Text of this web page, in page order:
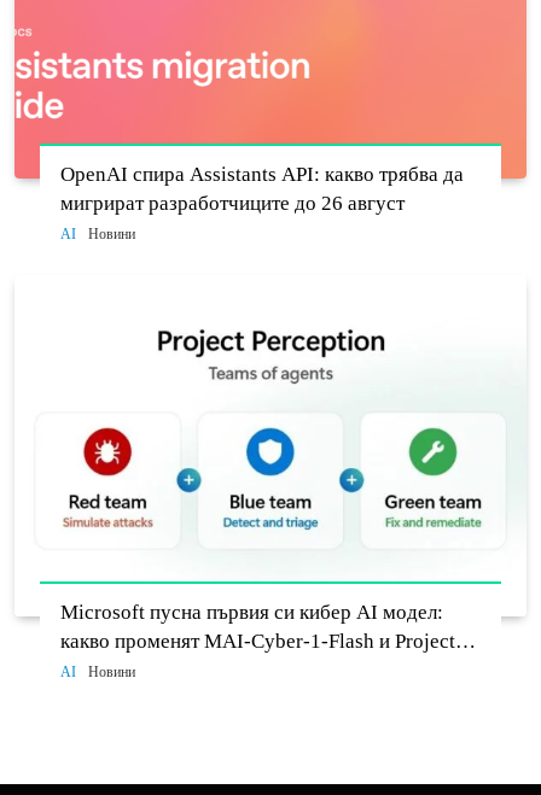
OpenAI спира Assistants API: какво трябва да
мигрират разработчиците до 26 август
AI Новини
Microsoft пусна първия си кибер AI модел:
какво променят MAI-Cyber-1-Flash и Project
Perception
AI Новини